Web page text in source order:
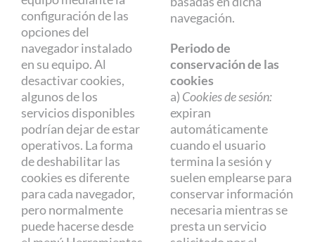
configuración de las
opciones del
navegador instalado
en su equipo. Al
desactivar cookies,
algunos de los
servicios disponibles
podrían dejar de estar
operativos. La forma
de deshabilitar las
cookies es diferente
para cada navegador,
pero normalmente
puede hacerse desde
navegación.
Periodo de
conservación de las
cookies
a) Cookies de sesión:
expiran
automáticamente
cuando el usuario
termina la sesión y
suelen emplearse para
conservar información
necesaria mientras se
presta un servicio